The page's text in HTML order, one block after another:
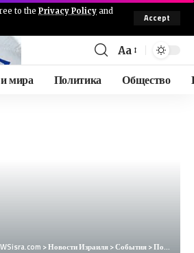
to the Privacy Policy and
Accept
Aa
мира Политика Общество
>Новости Израиля>События>После нескольких напряженных дней давайте расслабимся и вспомним о нашей рубрике «Познай себя».